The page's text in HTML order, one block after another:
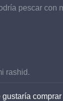
pescar con
rashid.
gustaría